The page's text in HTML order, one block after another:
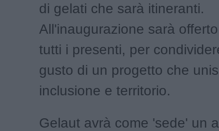
di gelati che sarà itineranti.
All'inaugurazione sarà
tutti i presenti, per
gusto di un progetto che
inclusione e territorio.
Gelaut avrà come 'sede' un